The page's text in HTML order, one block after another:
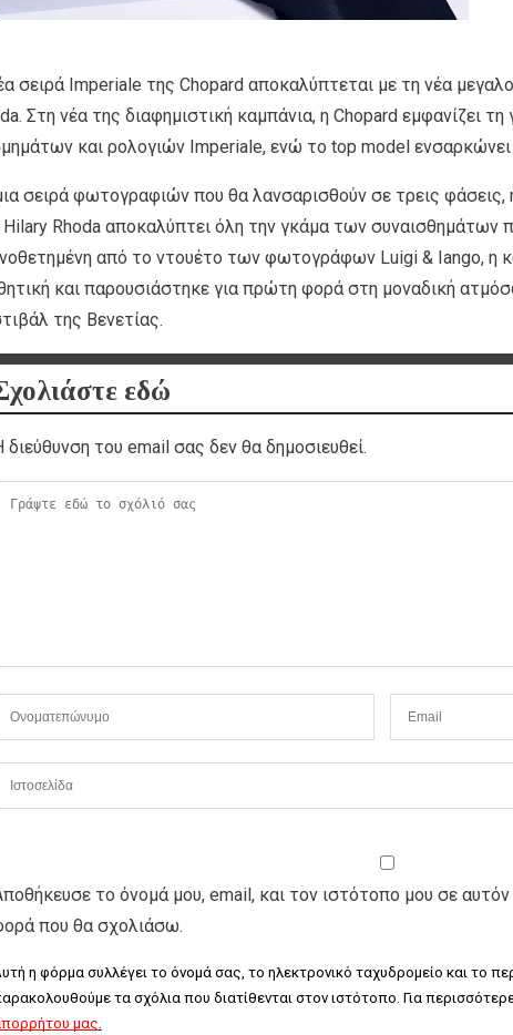
σειρά Imperiale της Chopard αποκαλύπτεται με τη νέα
Στη νέα της διαφημιστική καμπάνια, η Chopard εμφανίζει
και ρολογιών Imperiale, ενώ το top model
σειρά φωτογραφιών που θα λανσαρισθούν σε τρεις φάσεις,
Hilary Rhoda αποκαλύπτει όλη την γκάμα των συναισθημάτων
από το ντουέτο των φωτογράφων Luigi & Iango, η
και παρουσιάστηκε για πρώτη φορά στη μοναδική
της Βενετίας.
εδώ
διεύθυνση του email σας δεν θα δημοσιευθεί.
το όνομά μου, email, και τον ιστότοπο μου σε
που θα σχολιάσω.
η φόρμα συλλέγει το όνομά σας, το ηλεκτρονικό ταχυδρομείο και το
τα σχόλια που διατίθενται στον ιστότοπο. Για
μας.